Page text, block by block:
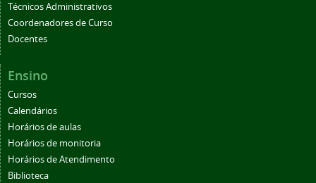
Técnicos Administrativos
Coordenadores de Curso
Docentes
Ensino
Cursos
Calendários
Horários de aulas
Horários de monitoria
Horários de Atendimento
Biblioteca